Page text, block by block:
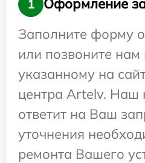
1
Оформление
Заполните форму
или позвоните нам
указанному на
центра Artelv. Наш
ответит на Ваш
уточнения
ремонта Вашего